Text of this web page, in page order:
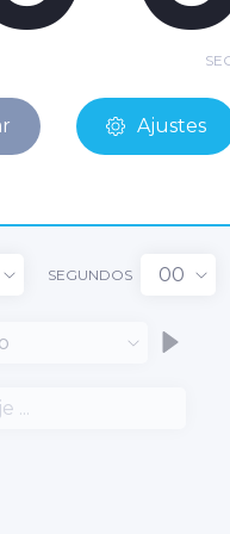
Ajustes
SEGUNDOS 00